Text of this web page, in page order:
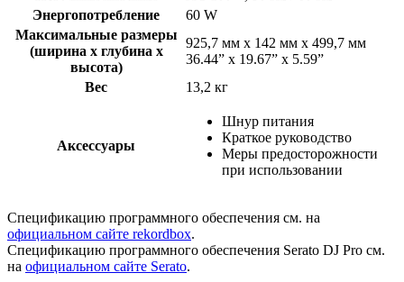
Энергопотребление
60 W
Максимальные размеры
(ширина x глубина x
высота)
925,7 мм x 142 мм x 499,7 мм
36.44” x 19.67” x 5.59”
Вес
13,2 кг
Аксессуары
Шнур питания
Краткое руководство
Меры предосторожности
при использовании
Спецификацию программного обеспечения см. на
официальном сайте rekordbox.
Спецификацию программного обеспечения Serato DJ Pro см.
на официальном сайте Serato.